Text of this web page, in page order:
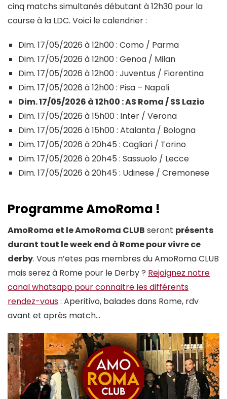
cinq matchs simultanés débutant à 12h30 pour la
course à la LDC. Voici le calendrier :
Dim. 17/05/2026 à 12h00 : Como / Parma
Dim. 17/05/2026 à 12h00 : Genoa / Milan
Dim. 17/05/2026 à 12h00 : Juventus / Fiorentina
Dim. 17/05/2026 à 12h00 : Pisa – Napoli
Dim. 17/05/2026 à 12h00 : AS Roma / SS Lazio
Dim. 17/05/2026 à 15h00 : Inter / Verona
Dim. 17/05/2026 à 15h00 : Atalanta / Bologna
Dim. 17/05/2026 à 20h45 : Cagliari / Torino
Dim. 17/05/2026 à 20h45 : Sassuolo / Lecce
Dim. 17/05/2026 à 20h45 : Udinese / Cremonese
Programme AmoRoma !
AmoRoma et le AmoRoma CLUB seront présents
durant tout le week end à Rome pour vivre ce
derby. Vous n’etes pas membres du AmoRoma CLUB
mais serez à Rome pour le Derby ? Rejoignez notre
canal whatsapp pour connaitre les différents
rendez-vous: Aperitivo, balades dans Rome, rdv
avant et après match…